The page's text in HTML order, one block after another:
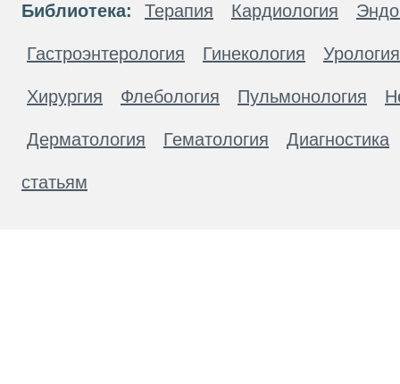
Библиотека: Терапия Кардиология
Гастроэнтерология Гинекология Урология
Хирургия Флебология Пульмонология
Дерматология Гематология Диагностика
статьям